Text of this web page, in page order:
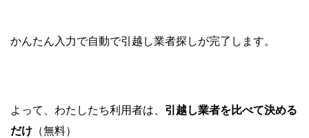
かんたん入力で自動で引越し業者探しが完了します。
よって、わたしたち利用者は、 引越し業者を比べて決める
だけ （無料）